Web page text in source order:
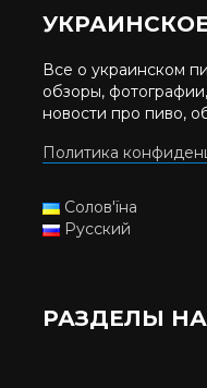
Все о украинском
обзоры,
новости про пиво,
Политика
Солов'їна
Русский
РАЗДЕЛЫ